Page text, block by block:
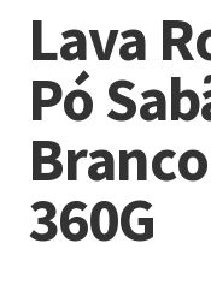
Lava
Pó
360G